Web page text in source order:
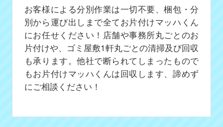
お客様による分別作業は一切不要、梱包・分
別から運び出しまで全てお片付けマッハくん
にお任せください！店舗や事務所丸ごとのお
片付けや、ゴミ屋敷1軒丸ごとの清掃及び回収
も承ります。他社で断られてしまったもので
もお片付けマッハくんは回収します、諦めず
にご相談ください！